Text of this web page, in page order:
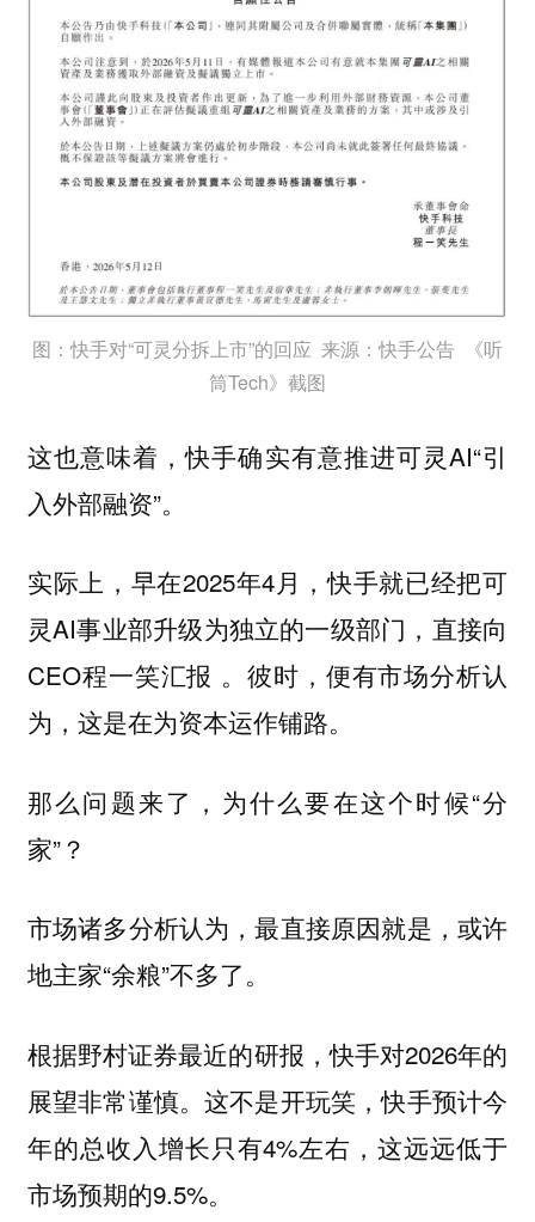
图：快手对“可灵分拆上市”的回应 来源：快手公告 《听
筒Tech》截图
这也意味着，快手确实有意推进可灵AI“引
入外部融资”。
实际上，早在2025年4月，快手就已经把可
灵AI事业部升级为独立的一级部门，直接向
CEO程一笑汇报 。彼时，便有市场分析认
为，这是在为资本运作铺路。
那么问题来了，为什么要在这个时候“分
家”？
市场诸多分析认为，最直接原因就是，或许
地主家“余粮”不多了。
根据野村证券最近的研报，快手对2026年的
展望非常谨慎。这不是开玩笑，快手预计今
年的总收入增长只有4%左右，这远远低于
市场预期的9.5%。